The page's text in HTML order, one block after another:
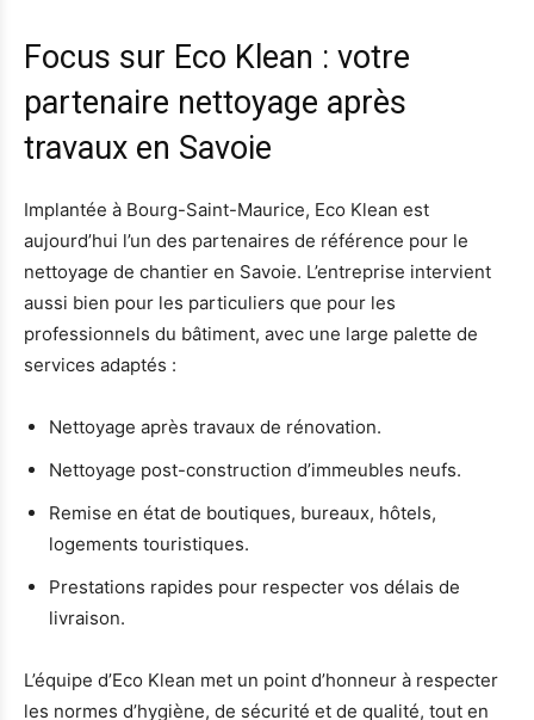
Focus sur Eco Klean : votre
partenaire nettoyage après
travaux en Savoie
Implantée à Bourg-Saint-Maurice, Eco Klean est
aujourd’hui l’un des partenaires de référence pour le
nettoyage de chantier en Savoie. L’entreprise intervient
aussi bien pour les particuliers que pour les
professionnels du bâtiment, avec une large palette de
services adaptés :
Nettoyage après travaux de rénovation.
Nettoyage post-construction d’immeubles neufs.
Remise en état de boutiques, bureaux, hôtels,
logements touristiques.
Prestations rapides pour respecter vos délais de
livraison.
L’équipe d’Eco Klean met un point d’honneur à respecter
les normes d’hygiène, de sécurité et de qualité, tout en